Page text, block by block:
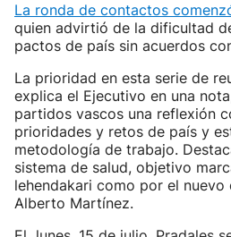
La ronda de contactos
quien advirtió de la dificultad
pactos de país sin acuerdos
La prioridad en esta serie de
explica el Ejecutivo en una
partidos vascos una reflexión
prioridades y retos de país y
metodología de trabajo.
sistema de salud, objetivo
lehendakari como por el nuevo
Alberto Martínez.